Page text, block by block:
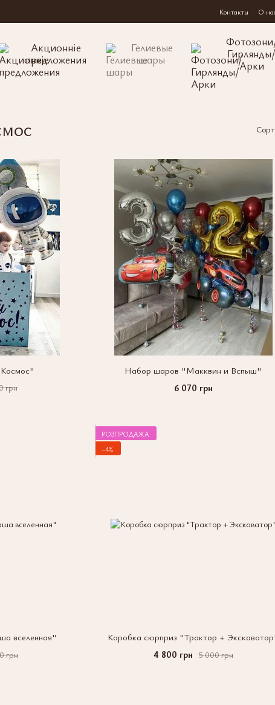
Контакты О
Акционніе
предложения
Гелиевые
шары
Гирлянды/
Арки
грн
Набор шаров "Макквин и Вспыш"
6 070 грн
вселенная"
грн
РОЗПРОДАЖА
−4%
Коробка сюрприз "Трактор +
5 000 грн
4 800 грн